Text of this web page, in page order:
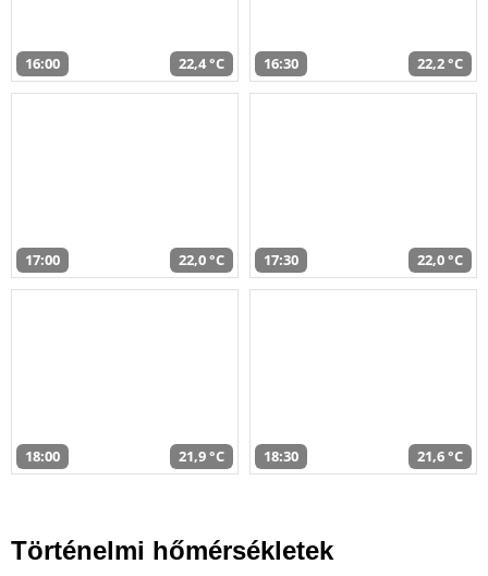
16:00 22,4 °C 16:30 22,2 °C
17:00 22,0 °C 17:30 22,0 °C
18:00 21,9 °C 18:30 21,6 °C
Történelmi hőmérsékletek